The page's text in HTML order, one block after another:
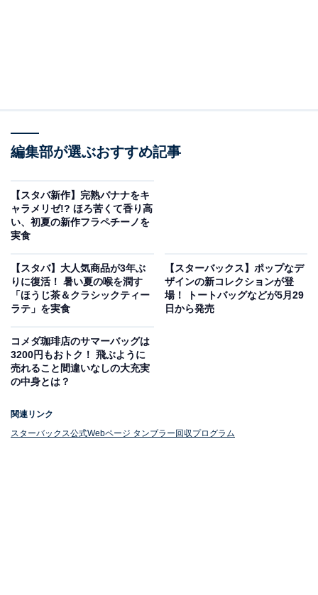
いるのは知っていましたか？
部」では合宿と称し、メッセージアプリ用の画像配布
や、税込55円のカスタマイズがフリーになる
されています。
公式でもファンにも愛されているタンブラーですが、古
くて使わなくなってしまったものがある、あるいは長年
使っていて壊れてしまった、でもどうやって捨てたらい
そんな中、これまで一部店舗だけで実施されていた「タ
ンブラー回収プログラム」が店舗数を拡大！ 全国約1850
店舗で実施されるので、お近くの店舗も対応しているか
もしれません。
編集部が選ぶおすすめ記事
【スタバ新作】完熟バナナをキ
ャラメリゼ!? ほろ苦くて香り高
い、初夏の新作フラペチーノを
実食
【スタバ】大人気商品が3年ぶ
りに復活！ 暑い夏の喉を潤す
「ほうじ茶＆クラシックティー
ラテ」を実食
【スターバックス】ポップなデ
ザインの新コレクションが登
場！ トートバッグなどが5月29
日から発売
コメダ珈琲店のサマーバッグは
3200円もおトク！ 飛ぶように
売れること間違いなしの大充実
の中身とは？
関連リンク
スターバックス公式Webページ タンブラー回収プログラム